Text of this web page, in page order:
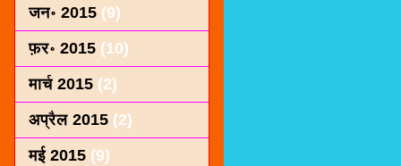
जन॰ 2015 (9)
फ़र॰ 2015 (10)
मार्च 2015 (2)
अप्रैल 2015 (2)
मई 2015 (9)